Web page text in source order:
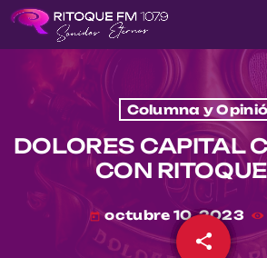
Columna y
DOLORES CAPITAL
CON
today octubre 10, 2023
share
email